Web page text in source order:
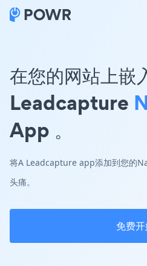
在您的网站上嵌
Leadcapture
App 。
将A Leadcapture app添加到您的
头痛。
免费